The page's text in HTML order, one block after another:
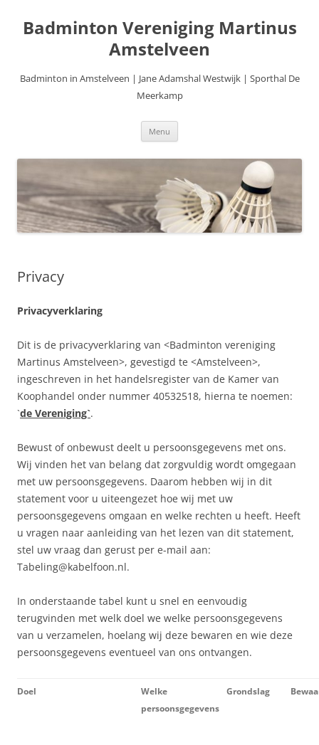
de
inhoud
Badminton Vereniging Martinus
Amstelveen
Badminton in Amstelveen | Jane Adamshal Westwijk | Sporthal De
Meerkamp
Menu
Privacy
Privacyverklaring
Dit is de privacyverklaring van <Badminton vereniging
Martinus Amstelveen>, gevestigd te <Amstelveen>,
ingeschreven in het handelsregister van de Kamer van
Koophandel onder nummer 40532518, hierna te noemen:
`de Vereniging`.
Bewust of onbewust deelt u persoonsgegevens met ons.
Wij vinden het van belang dat zorgvuldig wordt omgegaan
met uw persoonsgegevens. Daarom hebben wij in dit
statement voor u uiteengezet hoe wij met uw
persoonsgegevens omgaan en welke rechten u heeft. Heeft
u vragen naar aanleiding van het lezen van dit statement,
stel uw vraag dan gerust per e-mail aan:
Tabeling@kabelfoon.nl.
In onderstaande tabel kunt u snel en eenvoudig
terugvinden met welk doel we welke persoonsgegevens
van u verzamelen, hoelang wij deze bewaren en wie deze
persoonsgegevens eventueel van ons ontvangen.
Doel
Welke
persoonsgegevens
Grondslag